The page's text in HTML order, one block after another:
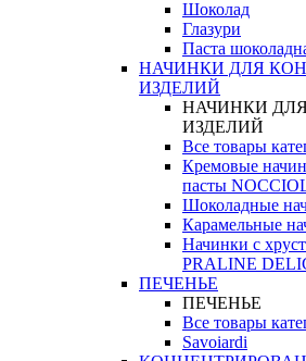
Шоколад
Глазури
Паста
НАЧИНКИ ДЛЯ
ИЗДЕЛИЙ
НАЧИНКИ
ИЗДЕЛИЙ
Все товары
Кремовые
пасты
Шоколадные
Карамельные
Начинки с
PRALINE
ПЕЧЕНЬЕ
ПЕЧЕНЬЕ
Все товары
Savoiardi